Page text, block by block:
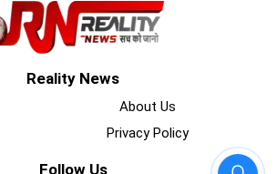
Reality News
About Us
Privacy Policy
Follow Us